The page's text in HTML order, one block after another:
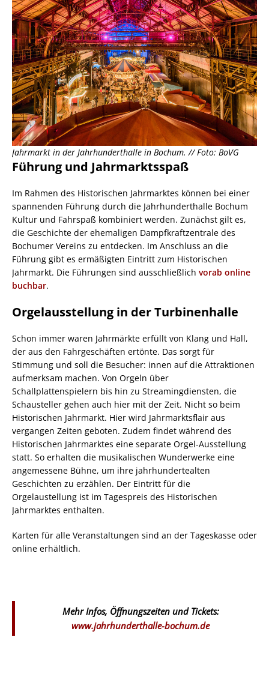
Jahrmarkt in der Jahrhunderthalle in Bochum. // Foto: BoVG
Führung und Jahrmarktsspaß
Im Rahmen des Historischen Jahrmarktes können bei einer
spannenden Führung durch die Jahrhunderthalle Bochum
Kultur und Fahrspaß kombiniert werden. Zunächst gilt es,
die Geschichte der ehemaligen Dampfkraftzentrale des
Bochumer Vereins zu entdecken. Im Anschluss an die
Führung gibt es ermäßigten Eintritt zum Historischen
Jahrmarkt. Die Führungen sind ausschließlich vorab online
buchbar.
Orgelausstellung in der Turbinenhalle
Schon immer waren Jahrmärkte erfüllt von Klang und Hall,
der aus den Fahrgeschäften ertönte. Das sorgt für
Stimmung und soll die Besucher: innen auf die Attraktionen
aufmerksam machen. Von Orgeln über
Schallplattenspielern bis hin zu Streamingdiensten, die
Schausteller gehen auch hier mit der Zeit. Nicht so beim
Historischen Jahrmarkt. Hier wird Jahrmarktsflair aus
vergangen Zeiten geboten. Zudem findet während des
Historischen Jahrmarktes eine separate Orgel-Ausstellung
statt. So erhalten die musikalischen Wunderwerke eine
angemessene Bühne, um ihre jahrhundertealten
Geschichten zu erzählen. Der Eintritt für die
Orgelaustellung ist im Tagespreis des Historischen
Jahrmarktes enthalten.
Karten für alle Veranstaltungen sind an der Tageskasse oder
online erhältlich.
Mehr Infos, Öffnungszeiten und Tickets:
www.jahrhunderthalle-bochum.de